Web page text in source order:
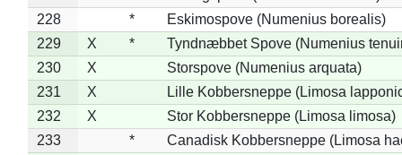
228
*
Eskimospove (Numenius borealis)
229
X *
Tyndnæbbet Spove (Numenius
230
X
Storspove (Numenius arquata)
231
X
Lille Kobbersneppe (Limosa
232
X
Stor Kobbersneppe (Limosa limosa)
233
* Canadisk Kobbersneppe (Limosa